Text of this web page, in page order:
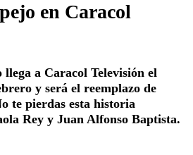
en Caracol
a Caracol Televisión el
y será el reemplazo de
te pierdas esta historia
Rey y Juan Alfonso Baptista.